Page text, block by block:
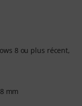
8 ou plus récent,
mm